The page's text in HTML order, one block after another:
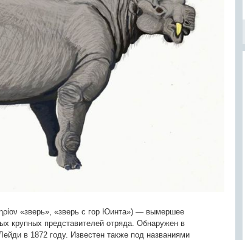
«зверь», «зверь с гор Юинта») — вымершее
крупных представителей отряда. Обнаружен в
в 1872 году. Известен также под названиями